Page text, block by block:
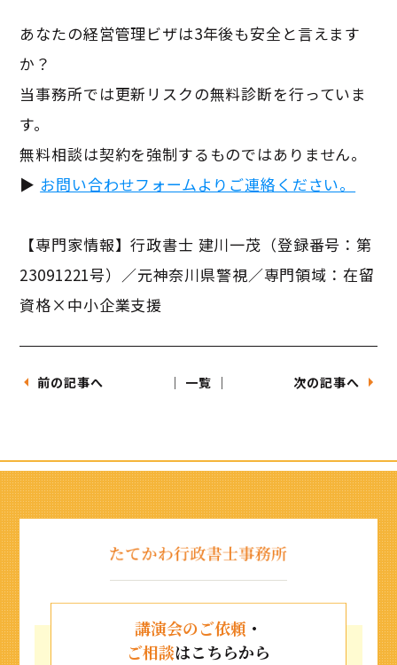
あなたの経営管理ビザは3年後も安全と言えます
か？
当事務所では更新リスクの無料診断を行っていま
す。
無料相談は契約を強制するものではありません。
▶ お問い合わせフォームよりご連絡ください。
【専門家情報】行政書士 建川一茂（登録番号：第
23091221号）／元神奈川県警視／専門領域：在留
資格×中小企業支援
前の記事へ 次の記事へ
│ 一覧 │
講演会のご依頼 ・
ご相談はこちらから